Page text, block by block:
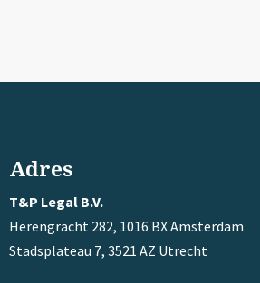
Adres
T&P Legal B.V.
Herengracht 282, 1016 BX Amsterdam
Stadsplateau 7, 3521 AZ Utrecht